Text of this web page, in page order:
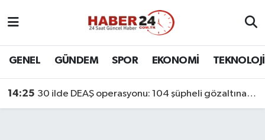
GENEL GÜNDEM SPOR EKONOMİ TEKNOLOJİ
14:25 30 ilde DEAŞ operasyonu: 104 şüpheli gözaltına alındı
Nöbetçi Eczaneler